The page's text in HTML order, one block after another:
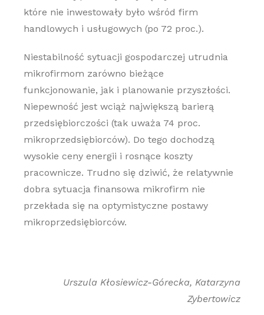
które nie inwestowały było wśród firm
handlowych i usługowych (po 72 proc.).
Niestabilność sytuacji gospodarczej utrudnia
mikrofirmom zarówno bieżące
funkcjonowanie, jak i planowanie przyszłości.
Niepewność jest wciąż największą barierą
przedsiębiorczości (tak uważa 74 proc.
mikroprzedsiębiorców). Do tego dochodzą
wysokie ceny energii i rosnące koszty
pracownicze. Trudno się dziwić, że relatywnie
dobra sytuacja finansowa mikrofirm nie
przekłada się na optymistyczne postawy
mikroprzedsiębiorców.
Urszula Kłosiewicz-Górecka, Katarzyna
Zybertowicz